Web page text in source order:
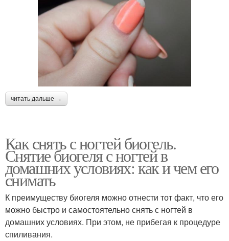
читать дальше →
Как снять с ногтей биогель.
Снятие биогеля с ногтей в
домашних условиях: как и чем его
снимать
К преимуществу биогеля можно отнести тот факт, что его
можно быстро и самостоятельно снять с ногтей в
домашних условиях. При этом, не прибегая к процедуре
спиливания.